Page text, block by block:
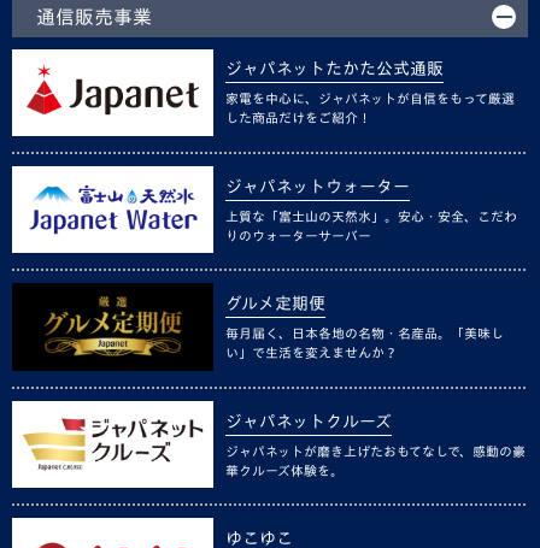
通信販売事業
ジャパネットたかた公式通販
家電を中心に、ジャパネットが自信をもって厳選
した商品だけをご紹介！
ジャパネットウォーター
上質な「富士山の天然水」。安心・安全、こだわ
りのウォーターサーバー
グルメ定期便
毎月届く、日本各地の名物・名産品。「美味し
い」で生活を変えませんか？
ジャパネットクルーズ
ジャパネットが磨き上げたおもてなしで、感動の豪
華クルーズ体験を。
ゆこゆこ